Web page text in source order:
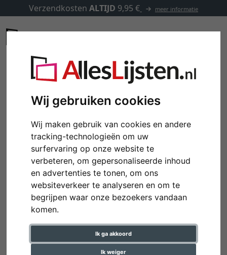
Wij gebruiken cookies
Wij maken gebruik van cookies en andere
tracking-technologieën om uw
surfervaring op onze website te
verbeteren, om gepersonaliseerde inhoud
en advertenties te tonen, om ons
websiteverkeer te analyseren en om te
begrijpen waar onze bezoekers vandaan
komen.
Ik ga akkoord
Ik weiger
Verzendkosten ALTIJD 9,95 € meer informatie
Terug